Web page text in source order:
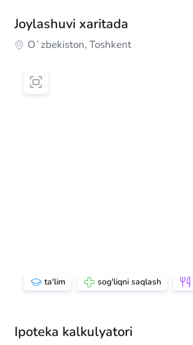
Joylashuvi xaritada
Oʻzbekiston, Toshkent
ta'lim sog'liqni saqlash
Ipoteka kalkulyatori